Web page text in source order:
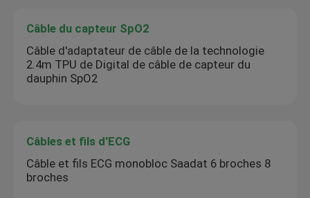
Câble du capteur SpO2
Câble d'adaptateur de câble de la technologie
2.4m TPU de Digital de câble de capteur du
dauphin SpO2
Câbles et fils d'ECG
Câble et fils ECG monobloc Saadat 6 broches 8
broches